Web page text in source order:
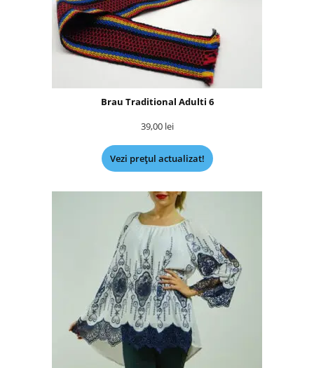
Brau Traditional Adulti 6
39,00 lei
Vezi prețul actualizat!